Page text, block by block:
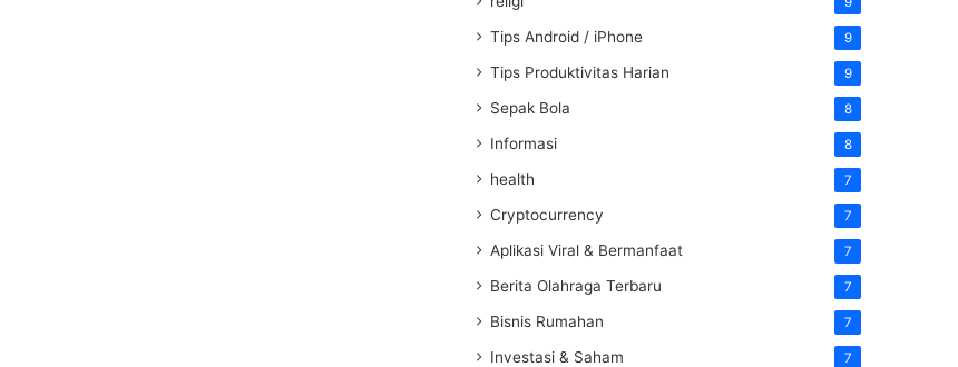
Tips Android / iPhone 9
Tips Produktivitas Harian 9
Sepak Bola 8
Informasi 8
health 7
Cryptocurrency 7
Aplikasi Viral & Bermanfaat 7
Berita Olahraga Terbaru 7
Bisnis Rumahan 7
Investasi & Saham 7